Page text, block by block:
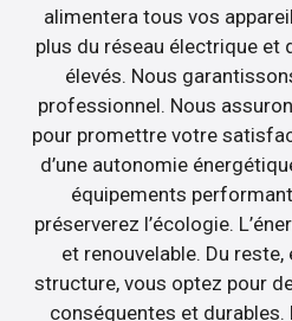
alimentera tous vos
plus du réseau électrique et
élevés. Nous
professionnel. Nous
pour promettre votre
d’une autonomie
équipements
préserverez l’écologie.
et renouvelable. Du
structure, vous optez pour
conséquentes et durables.